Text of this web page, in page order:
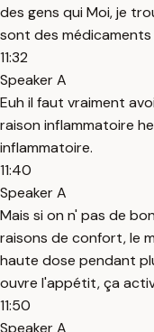
des gens qui Moi, je
sont des
11:32
Speaker A
Euh il faut vraiment
raison inflammatoire
inflammatoire.
11:40
Speaker A
Mais si on n' pas de
raisons de confort, le
haute dose pendant
ouvre l'appétit, ça
11:50
Speaker A